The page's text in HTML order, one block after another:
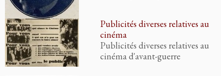
Publicités diverses relatives au
cinéma
Publicités diverses relatives au
cinéma d'avant-guerre